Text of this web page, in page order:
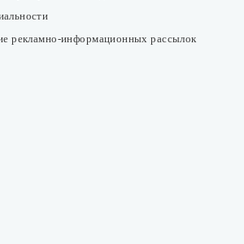
рекламно-информационных рассылок